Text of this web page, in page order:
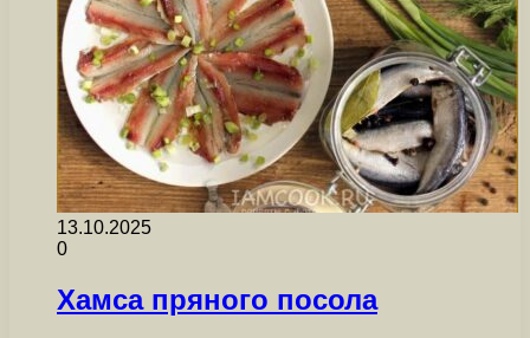
13.10.2025
0
Хамса пряного посола